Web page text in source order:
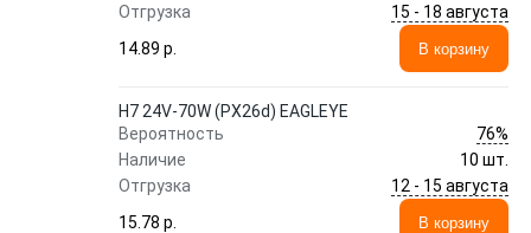
Отгрузка
15 - 18 августа
14.89 p.
В корзину
H7 24V-70W (PX26d) EAGLEYE
Вероятность
76%
Наличие
10 шт.
Отгрузка
12 - 15 августа
15.78 p.
В корзину